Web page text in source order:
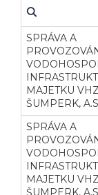
SPRÁVA A
MAJETKU
ŠUMPERK,
SPRÁVA A
MAJETKU
ŠUMPERK,